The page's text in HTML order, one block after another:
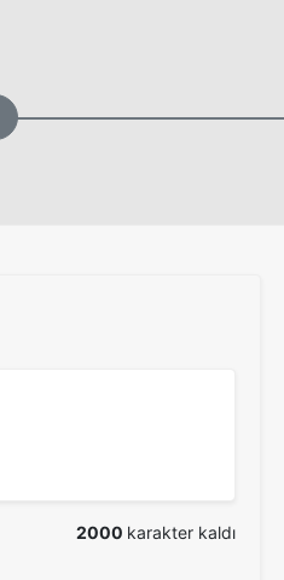
2000 karakter kaldı